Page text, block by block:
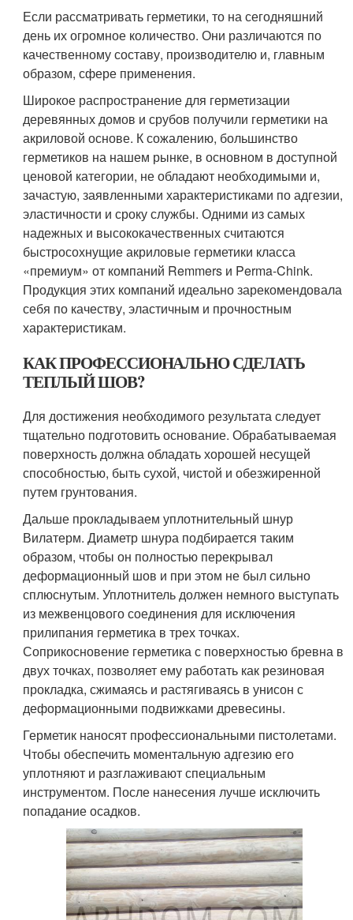
Если рассматривать герметики, то на сегодняшний
день их огромное количество. Они различаются по
качественному составу, производителю и, главным
образом, сфере применения.
Широкое распространение для герметизации
деревянных домов и срубов получили герметики на
акриловой основе. К сожалению, большинство
герметиков на нашем рынке, в основном в доступной
ценовой категории, не обладают необходимыми и,
зачастую, заявленными характеристиками по адгезии,
эластичности и сроку службы. Одними из самых
надежных и высококачественных считаются
быстросохнущие акриловые герметики класса
«премиум» от компаний Remmers и Perma-Chink.
Продукция этих компаний идеально зарекомендовала
себя по качеству, эластичным и прочностным
характеристикам.
КАК ПРОФЕССИОНАЛЬНО СДЕЛАТЬ
ТЕПЛЫЙ ШОВ?
Для достижения необходимого результата следует
тщательно подготовить основание. Обрабатываемая
поверхность должна обладать хорошей несущей
способностью, быть сухой, чистой и обезжиренной
путем грунтования.
Дальше прокладываем уплотнительный шнур
Вилатерм. Диаметр шнура подбирается таким
образом, чтобы он полностью перекрывал
деформационный шов и при этом не был сильно
сплюснутым. Уплотнитель должен немного выступать
из межвенцового соединения для исключения
прилипания герметика в трех точках.
Соприкосновение герметика с поверхностью бревна в
двух точках, позволяет ему работать как резиновая
прокладка, сжимаясь и растягиваясь в унисон с
деформационными подвижками древесины.
Герметик наносят профессиональными пистолетами.
Чтобы обеспечить моментальную адгезию его
уплотняют и разглаживают специальным
инструментом. После нанесения лучше исключить
попадание осадков.